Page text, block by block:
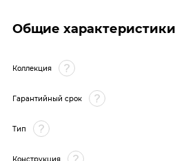
Общие характеристики
Коллекция
Гарантийный срок
Тип
Конструкция